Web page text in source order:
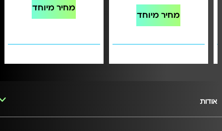
מחיר מיוחד
מחיר מיוחד
אודות